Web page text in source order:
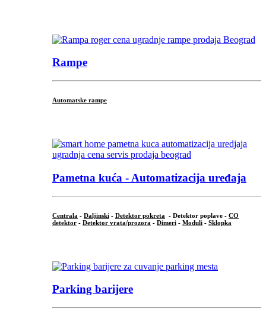
Rampe
Automatske rampe
Pametna kuća - Automatizacija uređaja
Centrala - Daljinski - Detektor pokreta - Detektor poplave - CO
detektor - Detektor vrata/prozora - Dimeri - Moduli - Sklopka
Parking barijere